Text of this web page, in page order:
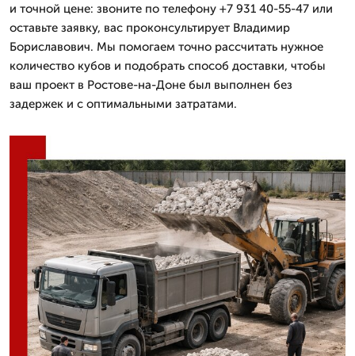
и точной цене: звоните по телефону +7 931 40-55-47 или
оставьте заявку, вас проконсультирует Владимир
Бориславович. Мы помогаем точно рассчитать нужное
количество кубов и подобрать способ доставки, чтобы
ваш проект в Ростове-на-Доне был выполнен без
задержек и с оптимальными затратами.